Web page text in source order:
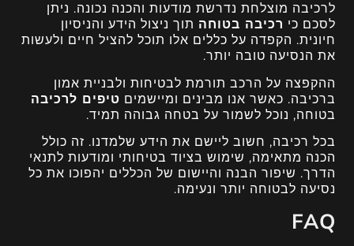
לרכיבה מוצלחת נדרשת מודעות והכנה נכונה. ניתן
לסכם כי רכיבה בטוחה תוך ניצול הידע והניסיון
חיונית. הקפדה על כללים אלו תוכל להציל חיים ולעשות
את הנסיעה טובה יותר.
ההקפצה על הרכב תורמת לבטיחות ולבניית אמון
ברכיבה. כאשר אנו מבינים ומיישמים טיפים לרכיבה
בטוחה, נוכל לשמור על בטחה גבוהה תמיד.
בכל רכיבה, חשוב ליישם את הידע שלמדנו. זה כולל
הכנה מתאימה, שימוש בציוד בטיחותי ומודעות לתנאי
הדרך. שיפור הבנה והיישום של הכללים יהפוכו את כל
נסיעה לבטוחה יותר ונעימה.
FAQ